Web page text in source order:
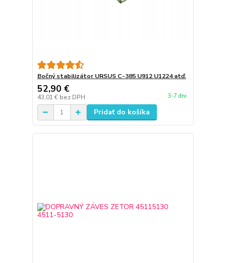
Bočný stabilizátor URSUS C-385 U912 U1224 atď.
52,90 €
43,01 € bez DPH 3-7 dni
Pridať do košíka